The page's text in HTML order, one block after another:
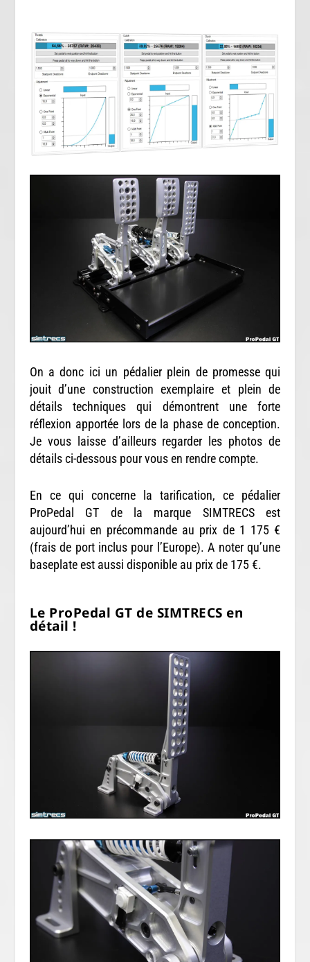
On a donc ici un pédalier plein de promesse qui
jouit d’une construction exemplaire et plein de
détails techniques qui démontrent une forte
réflexion apportée lors de la phase de conception.
Je vous laisse d’ailleurs regarder les photos de
détails ci-dessous pour vous en rendre compte.
En ce qui concerne la tarification, ce pédalier
ProPedal GT de la marque SIMTRECS est
aujourd’hui en précommande au prix de 1 175 €
(frais de port inclus pour l’Europe). A noter qu’une
baseplate est aussi disponible au prix de 175 €.
Le ProPedal GT de SIMTRECS en
détail !